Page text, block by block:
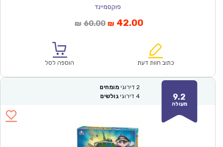
פוקסמיינד
₪ 60.00המחיר
₪60.00.
₪ 42.00המחיר
הוא:
כתוב חוות דעת הוספה לסל
9.2
מעולה
2 דירוגי מומחים
4 דירוגי גולשים